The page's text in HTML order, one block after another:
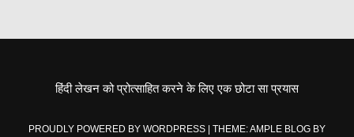
हिंदी लेखन को प्रोत्साहित करने के लिए एक छोटा सा प्रयास
PROUDLY POWERED BY WORDPRESS THEME: AMPLE BLOG BY